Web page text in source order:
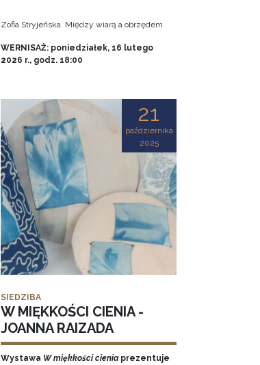
Zofia Stryjeńska. Między wiarą a obrzędem
WERNISAŻ: poniedziałek, 16 lutego
2026 r., godz. 18:00
21
października
2025
SIEDZIBA
W MIĘKKOŚCI CIENIA -
JOANNA RAIZADA
Wystawa W miękkości cieniaprezentuje